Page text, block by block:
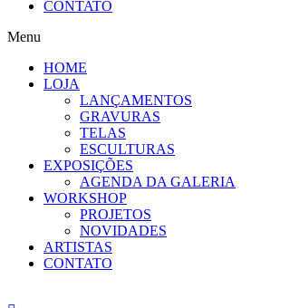
CONTATO
Menu
HOME
LOJA
LANÇAMENTOS
GRAVURAS
TELAS
ESCULTURAS
EXPOSIÇÕES
AGENDA DA GALERIA
WORKSHOP
PROJETOS
NOVIDADES
ARTISTAS
CONTATO